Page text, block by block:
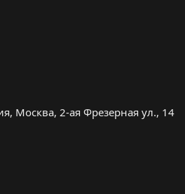
Москва, 2-ая Фрезерная ул., 14